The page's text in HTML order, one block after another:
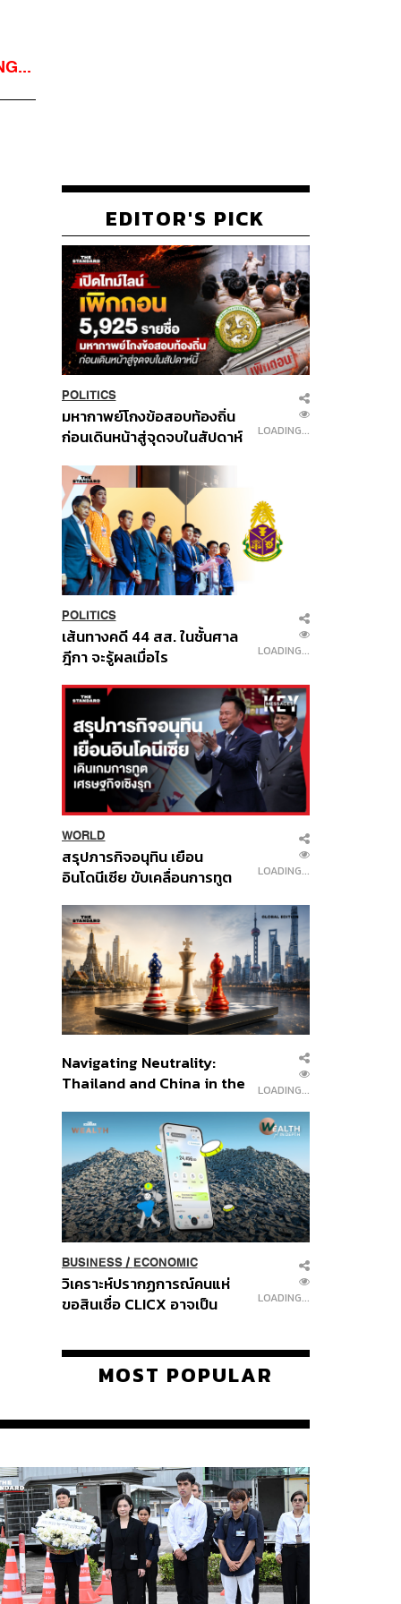
EDITOR'S PICK
POLITICS
มหากาพย์โกงข้อสอบท้องถิ่น
ก่อนเดินหน้าสู่จุดจบในสัปดาห์
LOADING...
POLITICS
เส้นทางคดี 44 สส. ในชั้นศาล
ฎีกา จะรู้ผลเมื่อไร
LOADING...
WORLD
สรุปภารกิจอนุทิน เยือน
อินโดนีเซีย ขับเคลื่อนการทูต
ส่วนยุทธศาสตร์ไทย –
อินโดนีเซีย
LOADING...
Navigating Neutrality:
Thailand and China in the
Order
LOADING...
BUSINESS/ ECONOMIC
วิเคราะห์ปรากฏการณ์คนแห่
ขอสินเชื่อ CLICX อาจเป็น
ปัญหาหนี้ครัวเรือนไทยที่ถูกซุก
LOADING...
MOST POPULAR